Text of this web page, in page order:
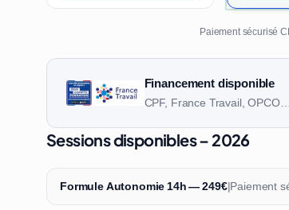
Paiement sécurisé
Financement disponible
CPF, France Travail,
Sessions disponibles – 2026
Formule Autonomie 14h — 249€|Paiement